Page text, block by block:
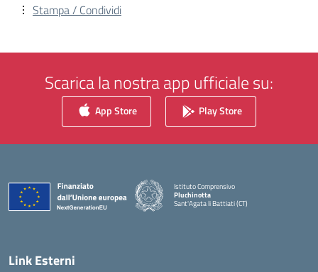
Stampa / Condividi
Scarica la nostra app ufficiale su:
App Store Play Store
Istituto Comprensivo
Pluchinotta
Sant'Agata li Battiati (CT)
— Visita la pagina iniziale della scuola
Link Esterni